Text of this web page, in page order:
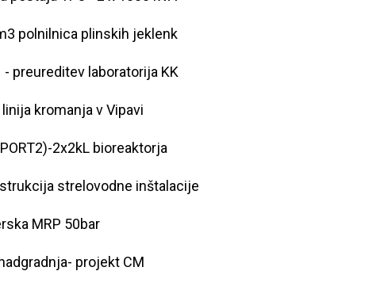
polnilnica plinskih jeklenk
- preureditev laboratorija KK
kromanja v Vipavi
2x2kL bioreaktorja
strelovodne inštalacije
MRP 50bar
projekt CM